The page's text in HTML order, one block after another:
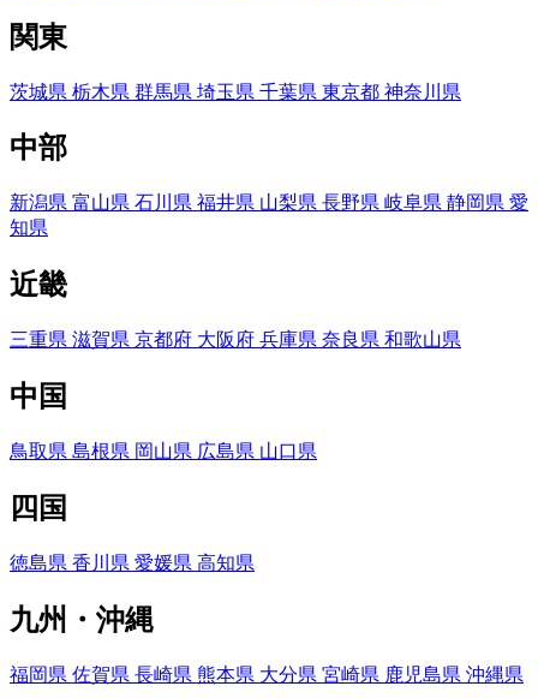
関東
茨城県 栃木県 群馬県 埼玉県 千葉県 東京都 神奈川県
中部
新潟県 富山県 石川県 福井県 山梨県 長野県 岐阜県 静岡県 愛
知県
近畿
三重県 滋賀県 京都府 大阪府 兵庫県 奈良県 和歌山県
中国
鳥取県 島根県 岡山県 広島県 山口県
四国
徳島県 香川県 愛媛県 高知県
九州・沖縄
福岡県 佐賀県 長崎県 熊本県 大分県 宮崎県 鹿児島県 沖縄県